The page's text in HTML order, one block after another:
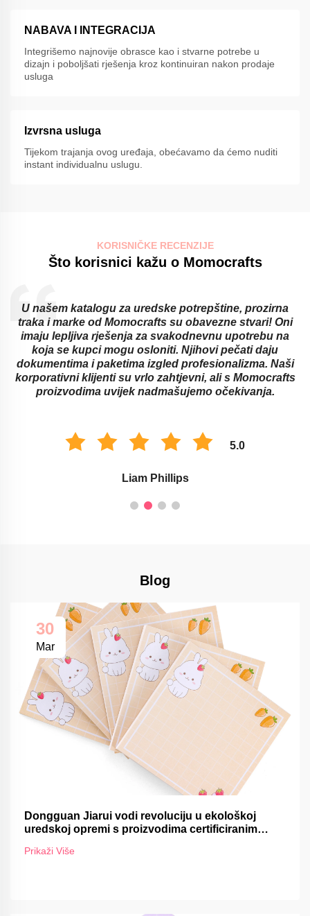
NABAVA I INTEGRACIJA
Integrišemo najnovije obrasce kao i stvarne potrebe u
dizajn i poboljšati rješenja kroz kontinuiran nakon prodaje
usluga
Izvrsna usluga
Tijekom trajanja ovog uređaja, obećavamo da ćemo nuditi
instant individualnu uslugu.
KORISNIČKE RECENZIJE
Što korisnici kažu o Momocrafts
U našem katalogu za uredske potrepštine, prozirna
traka i marke od Momocrafts su obavezne stvari! Oni
imaju lepljiva rješenja za svakodnevnu upotrebu na
koja se kupci mogu osloniti. Njihovi pečati daju
dokumentima i paketima izgled profesionalizma. Naši
korporativni klijenti su vrlo zahtjevni, ali s Momocrafts
proizvodima uvijek nadmašujemo očekivanja.
5.0
Liam Phillips
Blog
30
Mar
Dongguan Jiarui vodi revoluciju u ekološkoj
uredskoj opremi s proizvodima certificiranim
Prikaži Više